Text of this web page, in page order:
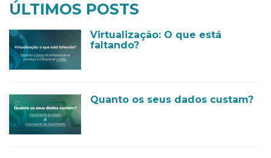
ÚLTIMOS POSTS
Virtualização: O que está
faltando?
Quanto os seus dados custam?